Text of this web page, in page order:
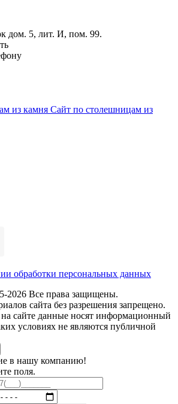
дом. 5, лит. И, пом. 99.
из камня Сайт по столешницам из
обработки персональных данных
2026 Все права защищены.
сайта без разрешения запрещено.
сайте данные носят информационный
условиях не являются публичной
в нашу компанию!
поля.